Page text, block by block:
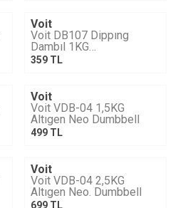
Voit
Voit DB107 Dippıng
Dambıl 1KG
/1VTASDB107/1K-042
359 TL
Tükendi
Voit
Voit VDB-04 1,5KG
Altıgen Neo Dumbbell
499 TL
Tükendi
Voit
Voit VDB-04 2,5KG
Altıgen Neo. Dumbbell
699 TL